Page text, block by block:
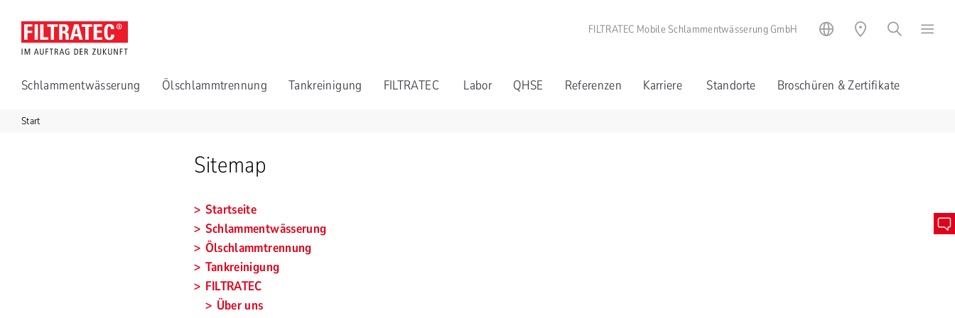
FILTRATEC Mobile Schlammentwässerung GmbH
Schlammentwässerung Ölschlammtrennung Tankreinigung FILTRATEC Labor QHSE Referenzen Karriere Standorte Broschüren & Zertifikate
Start
Sitemap
Startseite
Schlammentwässerung
Ölschlammtrennung
Tankreinigung
FILTRATEC
Über uns